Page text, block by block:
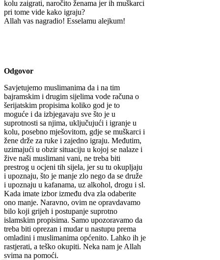
kolu zaigrati, naročito ženama jer ih muškarci
pri tome vide kako igraju?
Allah vas nagradio! Esselamu alejkum!
Odgovor
Savjetujemo muslimanima da i na tim
bajramskim i drugim sijelima vode računa o
šerijatskim propisima koliko god je to
moguće i da izbjegavaju sve što je u
suprotnosti sa njima, uključujući i igranje u
kolu, posebno mješovitom, gdje se muškarci i
žene drže za ruke i zajedno igraju. Međutim,
uzimajući u obzir situaciju u kojoj se nalaze i
žive naši muslimani vani, ne treba biti
prestrog u ocjeni tih sijela, jer su tu okupljaju
i upoznaju, što je manje zlo nego da se druže
i upoznaju u kafanama, uz alkohol, drogu i sl.
Kada imate izbor između dva zla odaberite
ono manje. Naravno, ovim ne opravdavamo
bilo koji grijeh i postupanje suprotno
islamskim propisima. Samo upozoravamo da
treba biti oprezan i mudar u nastupu prema
omladini i muslimanima općenito. Lahko ih je
rastjerati, a teško okupiti. Neka nam je Allah
svima na pomoći.